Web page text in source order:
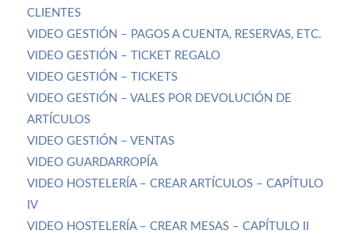
CLIENTES
VIDEO GESTIÓN – PAGOS A CUENTA, RESERVAS, ETC.
VIDEO GESTIÓN – TICKET REGALO
VIDEO GESTIÓN – TICKETS
VIDEO GESTIÓN – VALES POR DEVOLUCIÓN DE
ARTÍCULOS
VIDEO GESTIÓN – VENTAS
VIDEO GUARDARROPÍA
VIDEO HOSTELERÍA – CREAR ARTÍCULOS – CAPÍTULO
IV
VIDEO HOSTELERÍA – CREAR MESAS – CAPÍTULO II